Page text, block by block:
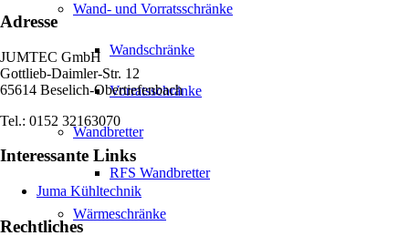
Wand- und Vorratsschränke
Wandschränke
Vorratsschränke
Wandbretter
RFS Wandbretter
Wärmeschränke
Adresse
JUMTEC GmbH
Gottlieb-Daimler-Str. 12
65614 Beselich-Obertiefenbach
Tel.: 0152 32163070
Interessante Links
Juma Kühltechnik
Rechtliches